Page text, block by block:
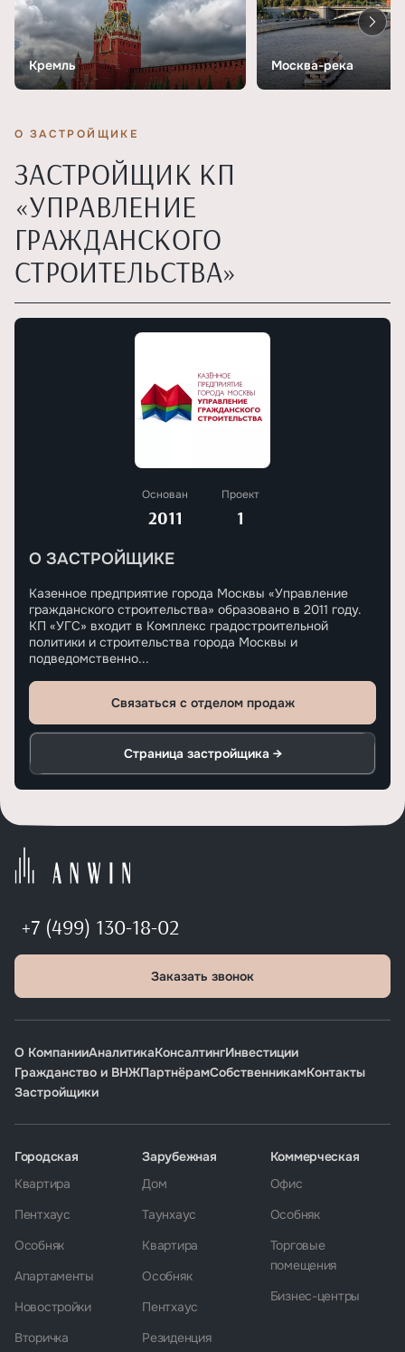
Кремль Москва-река
О ЗАСТРОЙЩИКЕ
ЗАСТРОЙЩИК КП
«УПРАВЛЕНИЕ
ГРАЖДАНСКОГО
СТРОИТЕЛЬСТВА»
Основан
2011
Проект
1
О ЗАСТРОЙЩИКЕ
Казенное предприятие города Москвы «Управление
гражданского строительства» образовано в 2011 году.
КП «УГС» входит в Комплекс градостроительной
политики и строительства города Москвы и
подведомственно...
Связаться с отделом продаж
Страница застройщика →
+7 (499) 130-18-02
Заказать звонок
О КомпанииАналитикаКонсалтингИнвестиции
Гражданство и ВНЖПартнёрамСобственникамКонтакты
Застройщики
Городская
Квартира
Пентхаус
Особняк
Апартаменты
Новостройки
Вторичка
Зарубежная
Дом
Таунхаус
Квартира
Особняк
Пентхаус
Резиденция
Коммерческая
Офис
Особняк
Торговые
помещения
Бизнес-центры